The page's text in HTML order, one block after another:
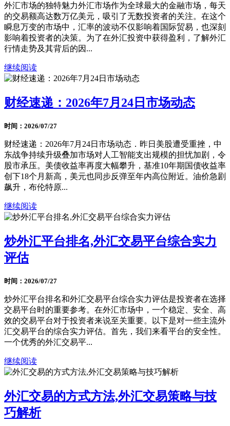
外汇市场的独特魅力外汇市场作为全球最大的金融市场，每天
的交易额高达数万亿美元，吸引了无数投资者的关注。在这个
瞬息万变的市场中，汇率的波动不仅影响着国际贸易，也深刻
影响着投资者的决策。为了在外汇投资中获得盈利，了解外汇
行情走势及其背后的因...
继续阅读
财经速递：2026年7月24日市场动态
时间：2026/07/27
财经速递：2026年7月24日市场动态．昨日美股遭受重挫，中
东战争持续升级叠加市场对人工智能支出规模的担忧加剧，令
股市承压。美债收益率再度大幅攀升，基准10年期国债收益率
创下18个月新高，美元也同步反弹至年内高位附近。油价急剧
飙升，布伦特原...
继续阅读
炒外汇平台排名,外汇交易平台综合实力
评估
时间：2026/07/27
炒外汇平台排名和外汇交易平台综合实力评估是投资者在选择
交易平台时的重要参考。在外汇市场中，一个稳定、安全、高
效的交易平台对于投资者来说至关重要。以下是对一些主流外
汇交易平台的综合实力评估。首先，我们来看平台的安全性。
一个优秀的外汇交易平...
继续阅读
外汇交易的方式方法,外汇交易策略与技
巧解析